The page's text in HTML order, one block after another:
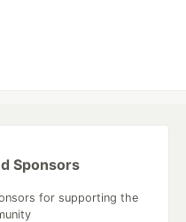
Sponsors
for supporting the